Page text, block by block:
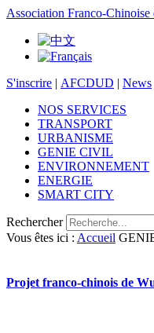
Association Franco-
S'inscrire | AFCDUD | News
NOS SERVICES
TRANSPORT
URBANISME
GENIE CIVIL
ENVIRONNEMENT
ENERGIE
SMART CITY
Rechercher
Vous êtes ici : Accueil
Projet franco-chinois de